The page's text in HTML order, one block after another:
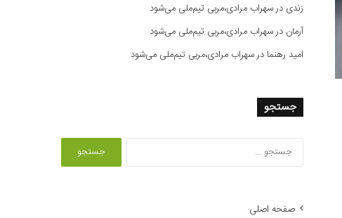
زندی درسهراب مرادی،مربی تیم‌ملی می‌شود
آرمان درسهراب مرادی،مربی تیم‌ملی می‌شود
امید رهنما درسهراب مرادی،مربی تیم‌ملی می‌شود
جستجو
صفحه اصلی